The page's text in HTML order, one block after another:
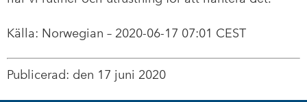
Källa: Norwegian – 2020-06-17 07:01 CEST
Publicerad: den 17 juni 2020